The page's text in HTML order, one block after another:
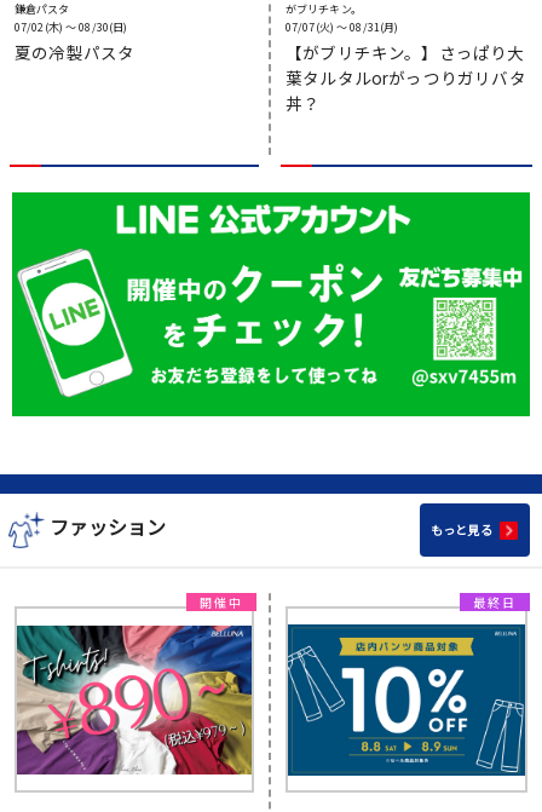
鎌倉パスタ
07/02(木) 〜 08/30(日)
夏の冷製パスタ
がブリチキン。
07/07(火) 〜 08/31(月)
【がブリチキン。】さっぱり大
葉タルタルorがっつりガリバタ
丼？
ファッション もっと見る